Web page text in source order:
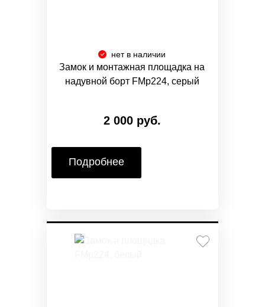
нет в наличии
Замок и монтажная площадка на
надувной борт FMp224, серый
2 000 руб.
Подробнее